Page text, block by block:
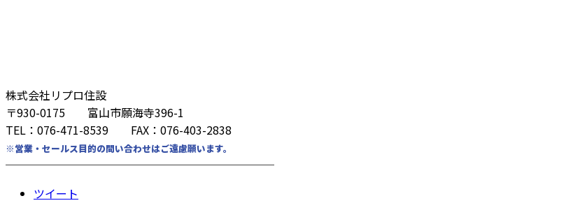
株式会社リプロ住設
〒930-0175 富山市願海寺396-1
TEL：076-471-8539 FAX：076-403-2838
※営業・セールス目的の問い合わせはご遠慮願います。
────────────────────────
ツイート